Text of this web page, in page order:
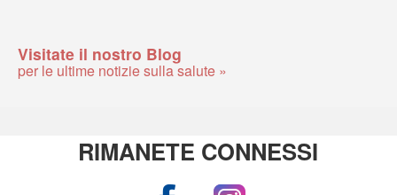
Visitate il nostro Blog
per le ultime notizie sulla salute »
RIMANETE CONNESSI